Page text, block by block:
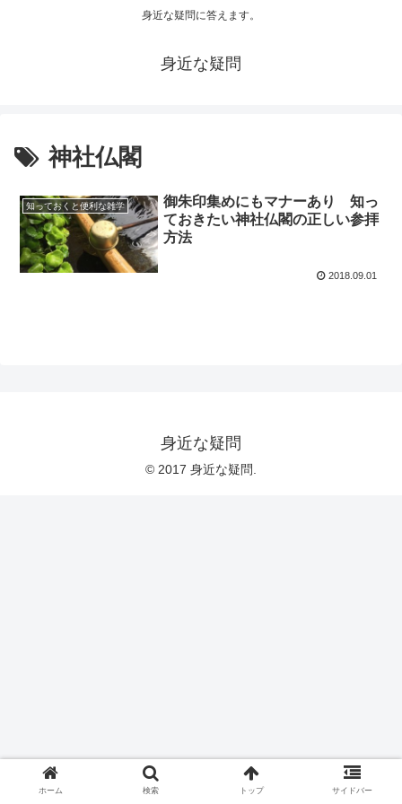
身近な疑問に答えます。
身近な疑問
神社仏閣
知っておくと便利な雑学
御朱印集めにもマナーあり 知っ
ておきたい神社仏閣の正しい参拝
方法
2018.09.01
身近な疑問
© 2017 身近な疑問.
ホーム 検索 トップ サイドバー